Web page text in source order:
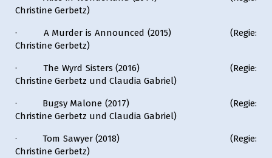
Christine Gerbetz)
· A Murder is Announced (2015) (Regie:
Christine Gerbetz)
· The Wyrd Sisters (2016) (Regie:
Christine Gerbetz und Claudia Gabriel)
· Bugsy Malone (2017) (Regie:
Christine Gerbetz und Claudia Gabriel)
· Tom Sawyer (2018) (Regie:
Christine Gerbetz)